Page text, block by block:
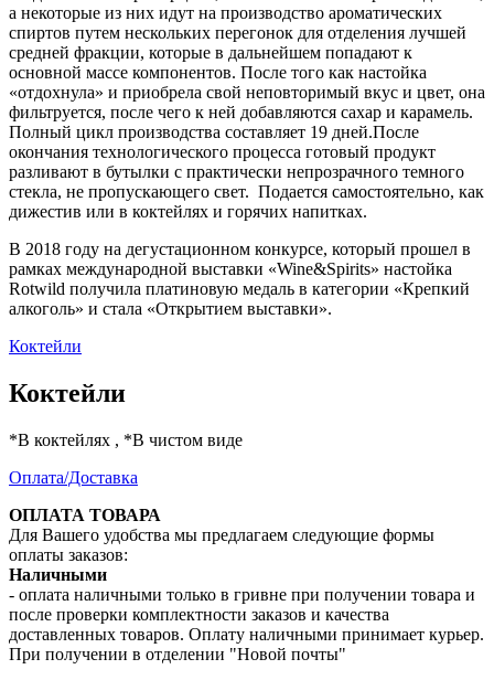
а некоторые из них идут на производство ароматических
спиртов путем нескольких перегонок для отделения лучшей
средней фракции, которые в дальнейшем попадают к
основной массе компонентов. После того как настойка
«отдохнула» и приобрела свой неповторимый вкус и цвет, она
фильтруется, после чего к ней добавляются сахар и карамель.
Полный цикл производства составляет 19 дней.После
окончания технологического процесса готовый продукт
разливают в бутылки с практически непрозрачного темного
стекла, не пропускающего свет. Подается самостоятельно, как
дижестив или в коктейлях и горячих напитках.
В 2018 году на дегустационном конкурсе, который прошел в
рамках международной выставки «Wine&Spirits» настойка
Rotwild получила платиновую медаль в категории «Крепкий
алкоголь» и стала «Открытием выставки».
Коктейли
Коктейли
*В коктейлях , *В чистом виде
Оплата/Доставка
ОПЛАТА ТОВАРА
Для Вашего удобства мы предлагаем следующие формы
оплаты заказов:
Наличными
- оплата наличными только в гривне при получении товара и
после проверки комплектности заказов и качества
доставленных товаров. Оплату наличными принимает курьер.
При получении в отделении "Новой почты"